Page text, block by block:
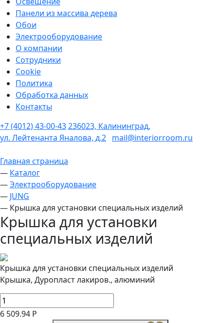
Панели из массива дерева
Обои
Электрооборудование
О компании
Сотрудники
Cookie
Политика
Обработка данных
Контакты
+7 (4012) 43-00-43236023, Калининград,
ул. Лейтенанта Яналова, д.2 mail@interiorroom.ru
Главная страница
— Каталог
—Электрооборудование
— JUNG
— Крышка для установки специальных изделий
Крышка для установки
специальных изделий
Крышка для установки специальных изделий
Kрышка, Дуропласт лакиров., алюминий
6 509.94 Р